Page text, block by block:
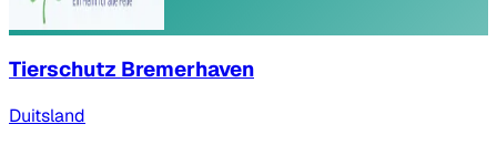
Tierschutz Bremerhaven
Duitsland